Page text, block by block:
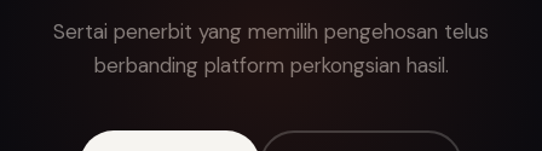
Sertai penerbit yang memilih pengehosan telus
berbanding platform perkongsian hasil.